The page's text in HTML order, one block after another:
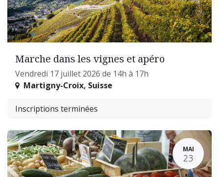
Marche dans les vignes et apéro
Vendredi 17 juillet 2026 de 14h à 17h
Martigny-Croix, Suisse
Inscriptions terminées
MAI
23